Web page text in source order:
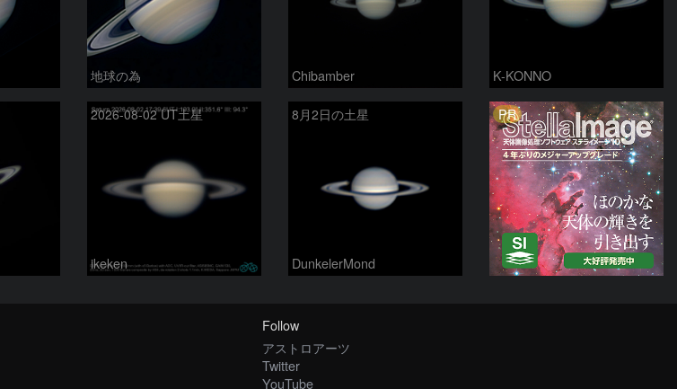
地球の為 Chibamber K-KONNO
2026-08-02 UT土星
ikeken
8月2日の土星
DunkelerMond
PR
Follow
アストロアーツ
Twitter
YouTube